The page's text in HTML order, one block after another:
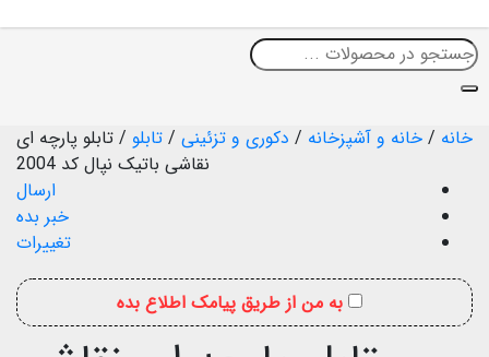
خانه / خانه و آشپزخانه / دکوری و تزئینی / تابلو / تابلو پارچه ای
نقاشی باتیک نپال کد 2004
ارسال
خبر بده
تغییرات
به من از طریق پیامک اطلاع بده